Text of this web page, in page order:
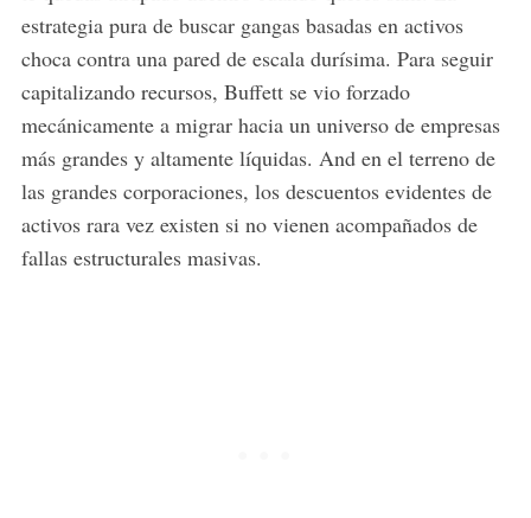
estrategia pura de buscar gangas basadas en activos
choca contra una pared de escala durísima. Para seguir
capitalizando recursos, Buffett se vio forzado
mecánicamente a migrar hacia un universo de empresas
más grandes y altamente líquidas. And en el terreno de
las grandes corporaciones, los descuentos evidentes de
activos rara vez existen si no vienen acompañados de
fallas estructurales masivas.